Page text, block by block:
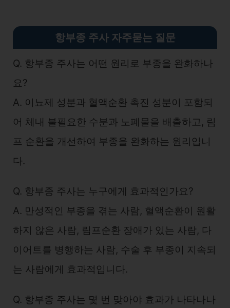
항부종 주사 자주묻는 질문
Q. 항부종 주사는 어떤 원리로 부종을 완화하나
요?
A. 이뇨제 성분과 혈액순환 촉진 성분이 포함되
어 체내 불필요한 수분과 노폐물을 배출하고, 림
프 순환을 개선하여 부종을 완화하는 원리입니
다.
Q. 항부종 주사는 누구에게 효과적인가요?
A. 만성적인 부종을 겪는 사람, 혈액순환이 원활
하지 않은 사람, 림프순환 장애가 있는 사람, 다
이어트를 병행하는 사람, 수술 후 부종이 지속되
는 사람에게 효과적입니다.
Q. 항부종 주사는 몇 번 맞아야 효과가 나타나나